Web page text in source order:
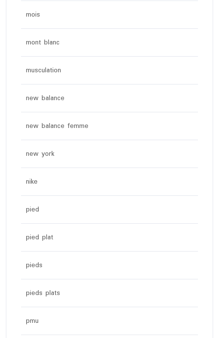
mois
mont blanc
musculation
new balance
new balance femme
new york
nike
pied
pied plat
pieds
pieds plats
pmu